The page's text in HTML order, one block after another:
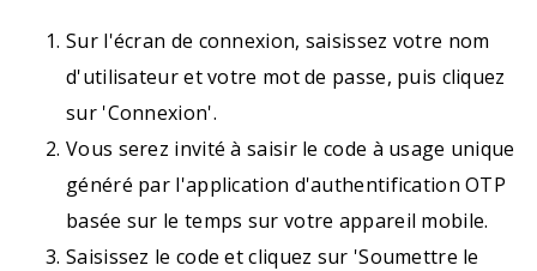
Sur l'écran de connexion, saisissez votre nom
d'utilisateur et votre mot de passe, puis cliquez
sur 'Connexion'.
Vous serez invité à saisir le code à usage unique
généré par l'application d'authentification OTP
basée sur le temps sur votre appareil mobile.
Saisissez le code et cliquez sur 'Soumettre le